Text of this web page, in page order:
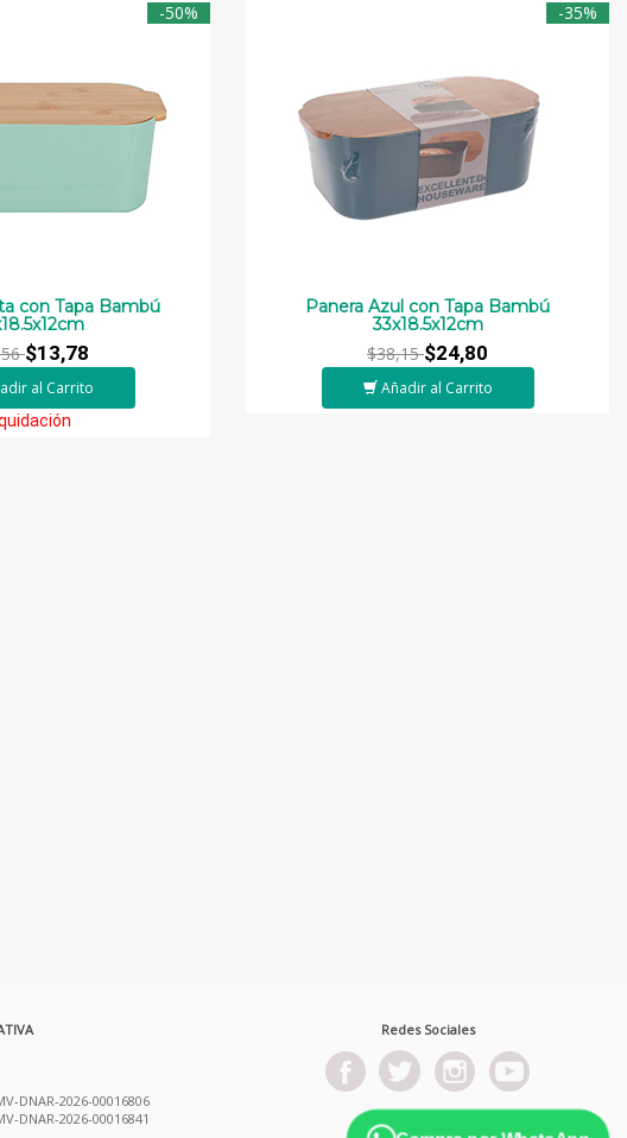
-50%
con Tapa Bambú
$13,78
al Carrito
-35%
Panera Azul con Tapa Bambú
33x18.5x12cm
$38,15$24,80
Añadir al Carrito
DNAR-2026-00016806
DNAR-2026-00016841
Redes Sociales